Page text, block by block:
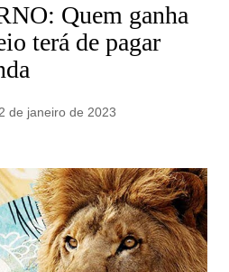
Quem ganha
terá de pagar
de janeiro de 2023